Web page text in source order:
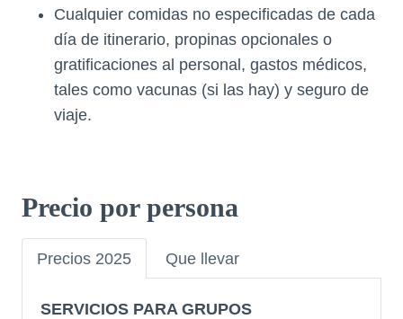
Cualquier comidas no especificadas de cada
día de itinerario, propinas opcionales o
gratificaciones al personal, gastos médicos,
tales como vacunas (si las hay) y seguro de
viaje.
Precio por persona
Precios 2025 Que llevar
SERVICIOS PARA GRUPOS